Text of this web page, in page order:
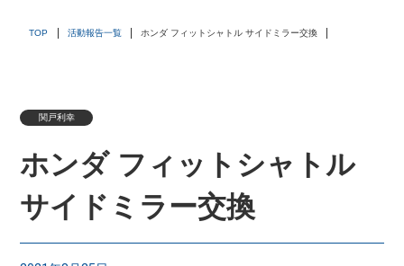
TOP 活動報告一覧 ホンダ フィットシャトル サイドミラー交換
関戸利幸
ホンダ フィットシャトル
サイドミラー交換